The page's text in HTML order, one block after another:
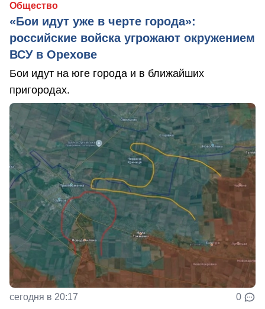
Общество
«Бои идут уже в черте города»:
российские войска угрожают окружением
ВСУ в Орехове
Бои идут на юге города и в ближайших
пригородах.
сегодня в 20:17 0